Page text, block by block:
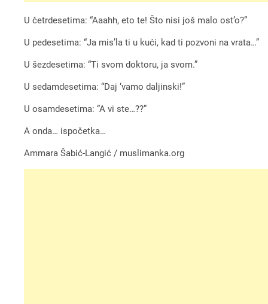
U četrdesetima: “Aaahh, eto te! Što nisi još malo ost’o?”
U pedesetima: “Ja mis’la ti u kući, kad ti pozvoni na vrata…”
U šezdesetima: “Ti svom doktoru, ja svom.”
U sedamdesetima: “Daj ‘vamo daljinski!”
U osamdesetima: “A vi ste…??”
A onda… ispočetka…
Ammara Šabić-Langić / muslimanka.org